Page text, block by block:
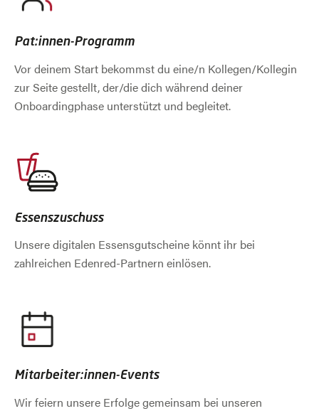
Pat:innen-Programm
Vor deinem Start bekommst du eine/n Kollegen/Kollegin
zur Seite gestellt, der/die dich während deiner
Onboardingphase unterstützt und begleitet.
Essenszuschuss
Unsere digitalen Essensgutscheine könnt ihr bei
zahlreichen Edenred-Partnern einlösen.
Mitarbeiter:innen-Events
Wir feiern unsere Erfolge gemeinsam bei unseren